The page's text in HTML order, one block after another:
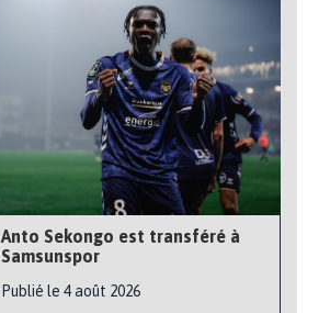
Anto Sekongo est transféré à
Samsunspor
Publié le 4 août 2026